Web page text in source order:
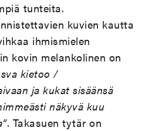
tunteita.
kuvien kautta
ihmismielen
kovin melankolinen on
kietoo /
ja kukat sisäänsä
näkyvä kuu
. Takasuen tytär on